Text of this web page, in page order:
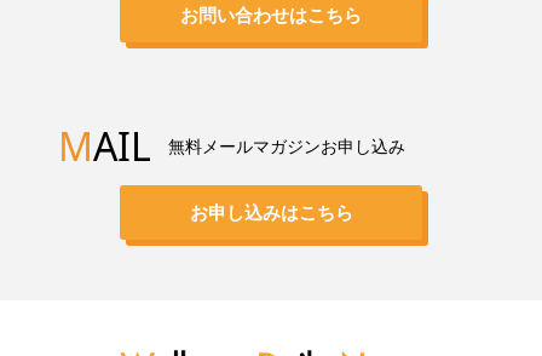
お問い合わせはこちら
MAIL 無料メールマガジンお申し込み
お申し込みはこちら